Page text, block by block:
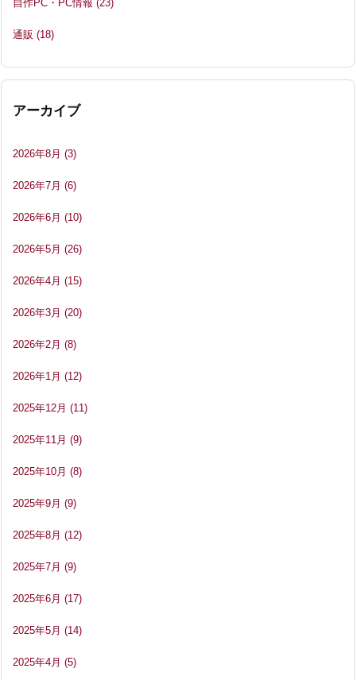
自作PC・PC情報 (23)
通販 (18)
アーカイブ
2026年8月 (3)
2026年7月 (6)
2026年6月 (10)
2026年5月 (26)
2026年4月 (15)
2026年3月 (20)
2026年2月 (8)
2026年1月 (12)
2025年12月 (11)
2025年11月 (9)
2025年10月 (8)
2025年9月 (9)
2025年8月 (12)
2025年7月 (9)
2025年6月 (17)
2025年5月 (14)
2025年4月 (5)